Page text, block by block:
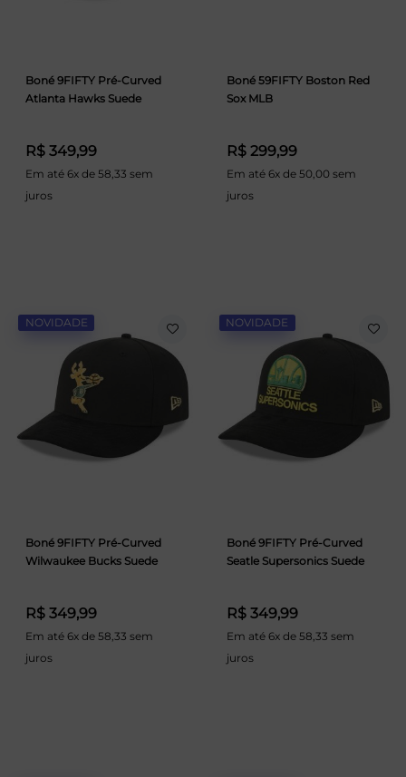
Boné 9FIFTY Pré-Curved
Atlanta Hawks Suede
R$ 349,99
Em até 6x de 58,33 sem
juros
Boné 59FIFTY Boston Red
Sox MLB
R$ 299,99
Em até 6x de 50,00 sem
juros
NOVIDADE
Boné 9FIFTY Pré-Curved
Wilwaukee Bucks Suede
R$ 349,99
Em até 6x de 58,33 sem
juros
NOVIDADE
Boné 9FIFTY Pré-Curved
Seatle Supersonics Suede
R$ 349,99
Em até 6x de 58,33 sem
juros